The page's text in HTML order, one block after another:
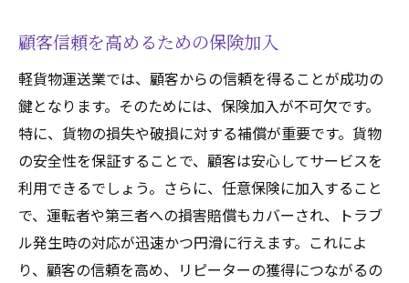
顧客信頼を高めるための保険加入
軽貨物運送業では、顧客からの信頼を得ることが成功の
鍵となります。そのためには、保険加入が不可欠です。
特に、貨物の損失や破損に対する補償が重要です。貨物
の安全性を保証することで、顧客は安心してサービスを
利用できるでしょう。さらに、任意保険に加入すること
で、運転者や第三者への損害賠償もカバーされ、トラブ
ル発生時の対応が迅速かつ円滑に行えます。これによ
り、顧客の信頼を高め、リピーターの獲得につながるの